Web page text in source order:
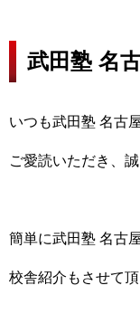
武田塾 名
いつも武田塾 名古
ご愛読いただき、
簡単に武田塾 名古
校舎紹介もさせて頂